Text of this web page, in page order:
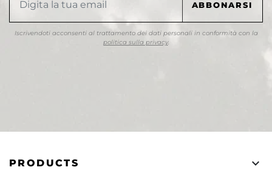
Iscrivendoti acconsenti al trattamento dei dati personali in conformità con la
politica sulla privacy.
PRODUCTS 